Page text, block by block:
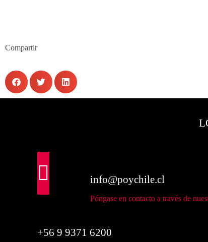
Compartir
info@poychile.cl
Póngase en contacto a través de
+56 9 9371 6200